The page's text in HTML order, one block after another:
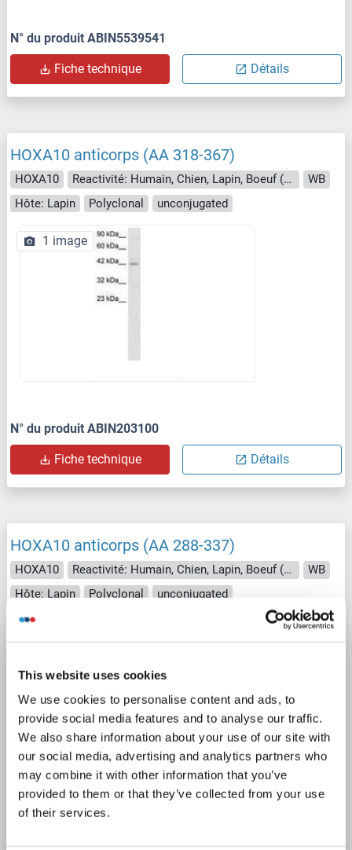
This website uses cookies
We use cookies to personalise content and ads, to
provide social media features and to analyse our traffic.
We also share information about your use of our site with
our social media, advertising and analytics partners who
may combine it with other information that you’ve
provided to them or that they’ve collected from your use
of their services.
N° du produit ABIN5539541
Fiche technique Détails
HOXA10 anticorps (AA 318-367)
HOXA10 Reactivité: Humain, Chien, Lapin, Boeuf (Vache), Porc, Cheval, Singe, Roussette (Chauve-souris)
WB
Hôte: Lapin
Polyclonal unconjugated
1 image
N° du produit ABIN203100
Fiche technique Détails
HOXA10 anticorps (AA 288-337)
HOXA10 Reactivité: Humain, Chien, Lapin, Boeuf (Vache), Porc, Cheval, Singe, Roussette (Chauve-souris)
WB
Hôte: Lapin
Polyclonal unconjugated
N° du produit ABIN6744392